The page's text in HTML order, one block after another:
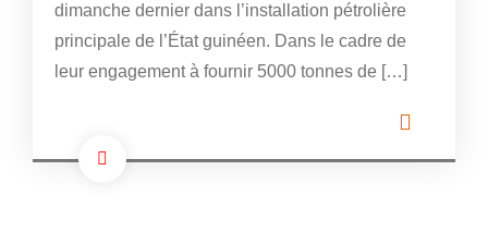
dimanche dernier dans l’installation pétrolière
principale de l’État guinéen. Dans le cadre de
leur engagement à fournir 5000 tonnes de […]